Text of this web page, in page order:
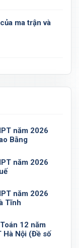
ma trận và
năm 2026
Bằng
năm 2026
năm 2026
Tĩnh
12 năm
Hà Nội (Đề số